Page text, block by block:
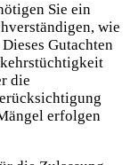
Sie ein
wie
Gutachten
die
erfolgen